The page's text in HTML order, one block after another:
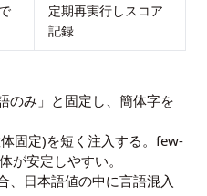
定期再実行しスコア
記録
のみ」と固定し、簡体字を
固定)を短く注入する。few-
が安定しやすい。
、日本語値の中に言語混入